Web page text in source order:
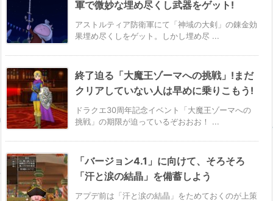
軍で微妙な埋め尽くし武器をゲット!
アストルティア防衛軍にて「神域の大剣」の錬金効
果埋め尽くしをゲット。しかし埋め尽 ...
終了迫る「大魔王ゾーマへの挑戦」!まだ
クリアしていない人は早めに乗りこもう!
ドラクエ30周年記念イベント「大魔王ゾーマへの
挑戦」の期限が迫っているぞおおお！ ...
「バージョン4.1」に向けて、そろそろ
「汗と涙の結晶」を備蓄しよう
アプデ前は「汗と涙の結晶」をためておくのが上策